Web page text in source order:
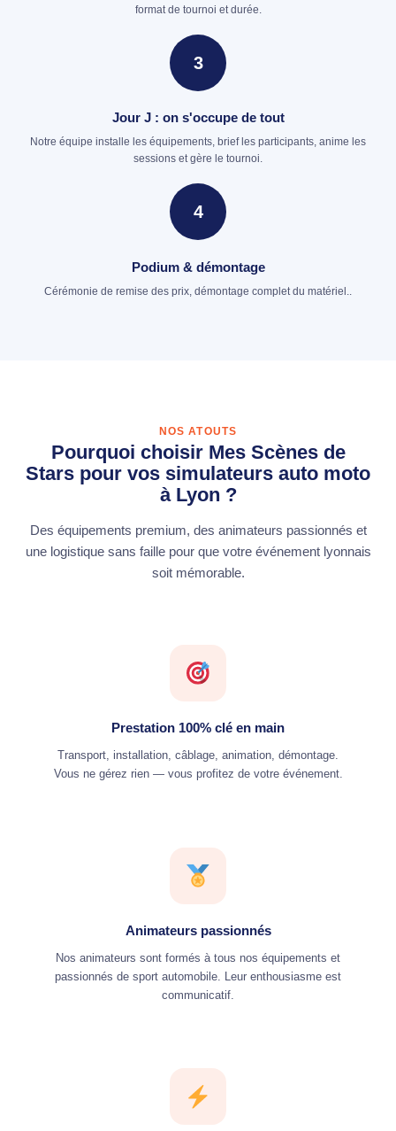
format de tournoi et durée.
3
Jour J : on s'occupe de tout
Notre équipe installe les équipements, brief les participants, anime les
sessions et gère le tournoi.
4
Podium & démontage
Cérémonie de remise des prix, démontage complet du matériel..
NOS ATOUTS
Pourquoi choisir Mes Scènes de
Stars pour vos simulateurs auto moto
à Lyon ?
Des équipements premium, des animateurs passionnés et
une logistique sans faille pour que votre événement lyonnais
soit mémorable.
Prestation 100% clé en main
Transport, installation, câblage, animation, démontage.
Vous ne gérez rien — vous profitez de votre événement.
Animateurs passionnés
Nos animateurs sont formés à tous nos équipements et
passionnés de sport automobile. Leur enthousiasme est
communicatif.